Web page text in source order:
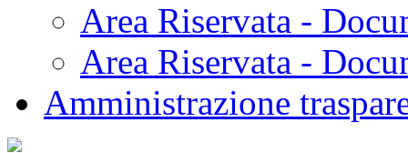
Area Riservata -
Area Riservata -
Amministrazione